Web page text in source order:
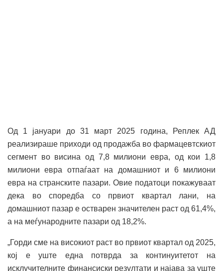
Од 1 јануари до 31 март 2025 година, Реплек АД
реализираше приходи од продажба во фармацевтскиот
сегмент во висина од 7,8 милиони евра, од кои 1,8
милиони евра отпаѓаат на домашниот и 6 милиони
евра на странските пазари. Овие податоци покажуваат
дека во споредба со првиот квартал лани, на
домашниот пазар е остварен значителен раст од 61,4%,
а на меѓународните пазари од 18,2%.
„Горди сме на високиот раст во првиот квартал од 2025,
кој е уште една потврда за континуитетот на
исклучителните финансиски резултати и најава за уште